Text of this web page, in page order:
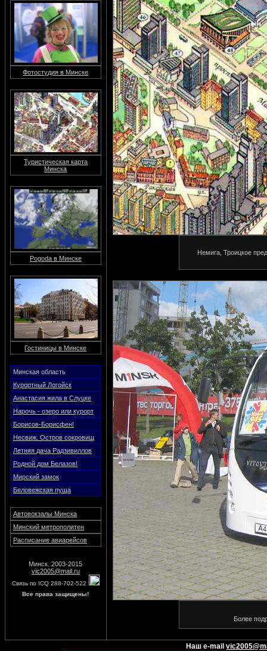
Фотостудия в Минске
Туристическая карта
Минска
Pogoda в Минске
Гостиницы в Минске
Минская область
Курортный Логойск
Анастасия жила в Слуцке
Нарочь - озеро или курорт
Борисов-Борисфен!
Несвиж. Остров сокровищ
Летняя дача Радзивиллов
Родной дом Белазов!
Мирский замок
Беловежская пуща
Автовокзалы Минска
Минский метрополитен
Расписание авиарейсов
Минск. 2003-2015
vic2005@mail.ru
Связь по ICQ 288-702-522
Все права защищены!
Немига, Троицкое
Более
Наш e-mail